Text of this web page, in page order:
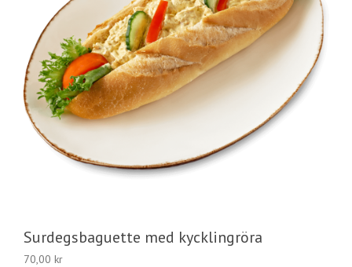
Surdegsbaguette med kycklingröra
70,00 kr